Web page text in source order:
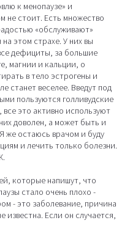
к менопаузе» и
не стоит. Есть множество
«обслуживают»
этом страхе. У них вы
дефициты, за большие
магнии и кальции, о
в тело эстрогены и
станет веселее. Введут под
пользуются голливудские
все это активно используют
доволен, а может быть и
же остаюсь врачом и буду
и лечить только болезни.
которые напишут, что
стало очень плохо -
- это заболевание, причина
известна. Если он случается,